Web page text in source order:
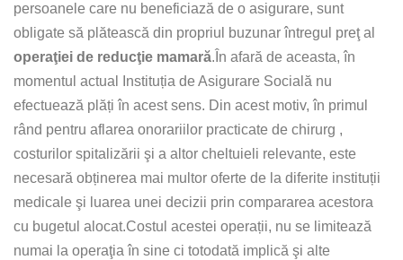
persoanele care nu beneficiază de o asigurare, sunt
obligate să plătească din propriul buzunar întregul preţ al
operaţiei de reducţie mamară.În afară de aceasta, în
momentul actual Instituția de Asigurare Socială nu
efectuează plăți în acest sens. Din acest motiv, în primul
rând pentru aflarea onorariilor practicate de chirurg ,
costurilor spitalizării şi a altor cheltuieli relevante, este
necesară obținerea mai multor oferte de la diferite instituții
medicale şi luarea unei decizii prin compararea acestora
cu bugetul alocat.Costul acestei operații, nu se limitează
numai la operaţia în sine ci totodată implică şi alte